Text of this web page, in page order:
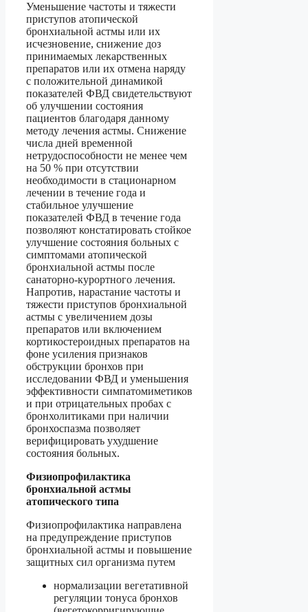
Уменьшение частоты и тяжести
приступов атопической
бронхиальной астмы или их
исчезновение, снижение доз
принимаемых лекарственных
препаратов или их отмена наряду
с положительной динамикой
показателей ФВД свидетельствуют
об улучшении состояния
пациентов благодаря данному
методу лечения астмы. Снижение
числа дней временной
нетрудоспособности не менее чем
на 50 % при отсутствии
необходимости в стационарном
лечении в течение года и
стабильное улучшение
показателей ФВД в течение года
позволяют констатировать стойкое
улучшение состояния больных с
симптомами атопической
бронхиальной астмы после
санаторно-курортного лечения.
Напротив, нарастание частоты и
тяжести приступов бронхиальной
астмы с увеличением дозы
препаратов или включением
кортикостероидных препаратов на
фоне усиления признаков
обструкции бронхов при
исследовании ФВД и уменьшения
эффективности симпатомиметиков
и при отрицательных пробах с
бронхолитиками при наличии
бронхоспазма позволяет
верифицировать ухудшение
состояния больных.
Физиопрофилактика
бронхиальной астмы
атопического типа
Физиопрофилактика направлена
на предупреждение приступов
бронхиальной астмы и повышение
защитных сил организма путем
нормализации вегетативной
регуляции тонуса бронхов